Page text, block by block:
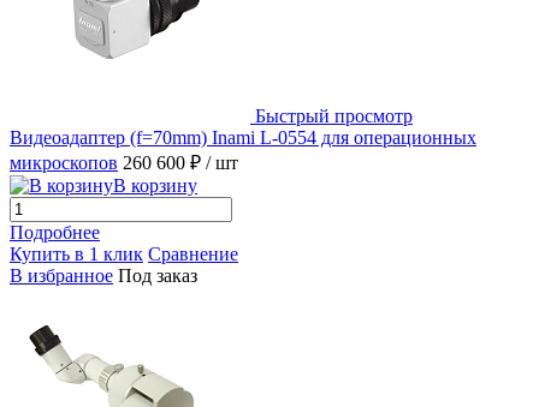
Быстрый просмотр
Видеоадаптер (f=70mm) Inami L-0554 для операционных
микроскопов 260 600 ₽ / шт
В корзину
Подробнее
Купить в 1 клик Сравнение
В избранное Под заказ